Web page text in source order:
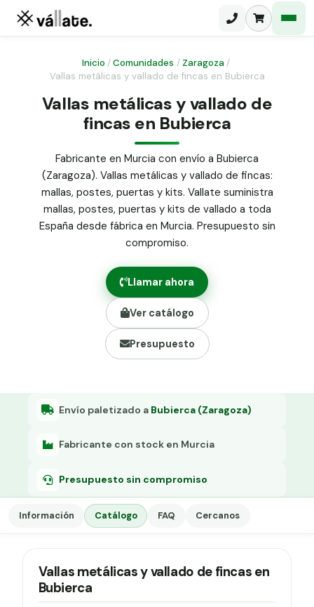
Malla ganadera
Malla simple torsión
Malla triple torsión
Panel malla H.
Puerta abatible dos hojas
Puerta acceso peatonal
Poste malla Hércules
Poste malla simple torsión
Alambre de espino galvanizado
Abrazadera PVC malla H.
Grapa malla H.
Grapadora
Tensor galvanizado
Inicio /Comunidades / Zaragoza /
Vallas metálicas y vallado de fincas en Bubierca
Vallas metálicas y vallado de
fincas en Bubierca
Fabricante en Murcia con envío a Bubierca
(Zaragoza). Vallas metálicas y vallado de fincas:
mallas, postes, puertas y kits. Vallate suministra
mallas, postes, puertas y kits de vallado a toda
España desde fábrica en Murcia. Presupuesto sin
compromiso.
Llamar ahora
Ver catálogo
Presupuesto
Envío paletizado a Bubierca (Zaragoza)
Fabricante con stock en Murcia
Presupuesto sin compromiso
Información Catálogo FAQ Cercanos
Vallas metálicas y vallado de fincas en
Bubierca